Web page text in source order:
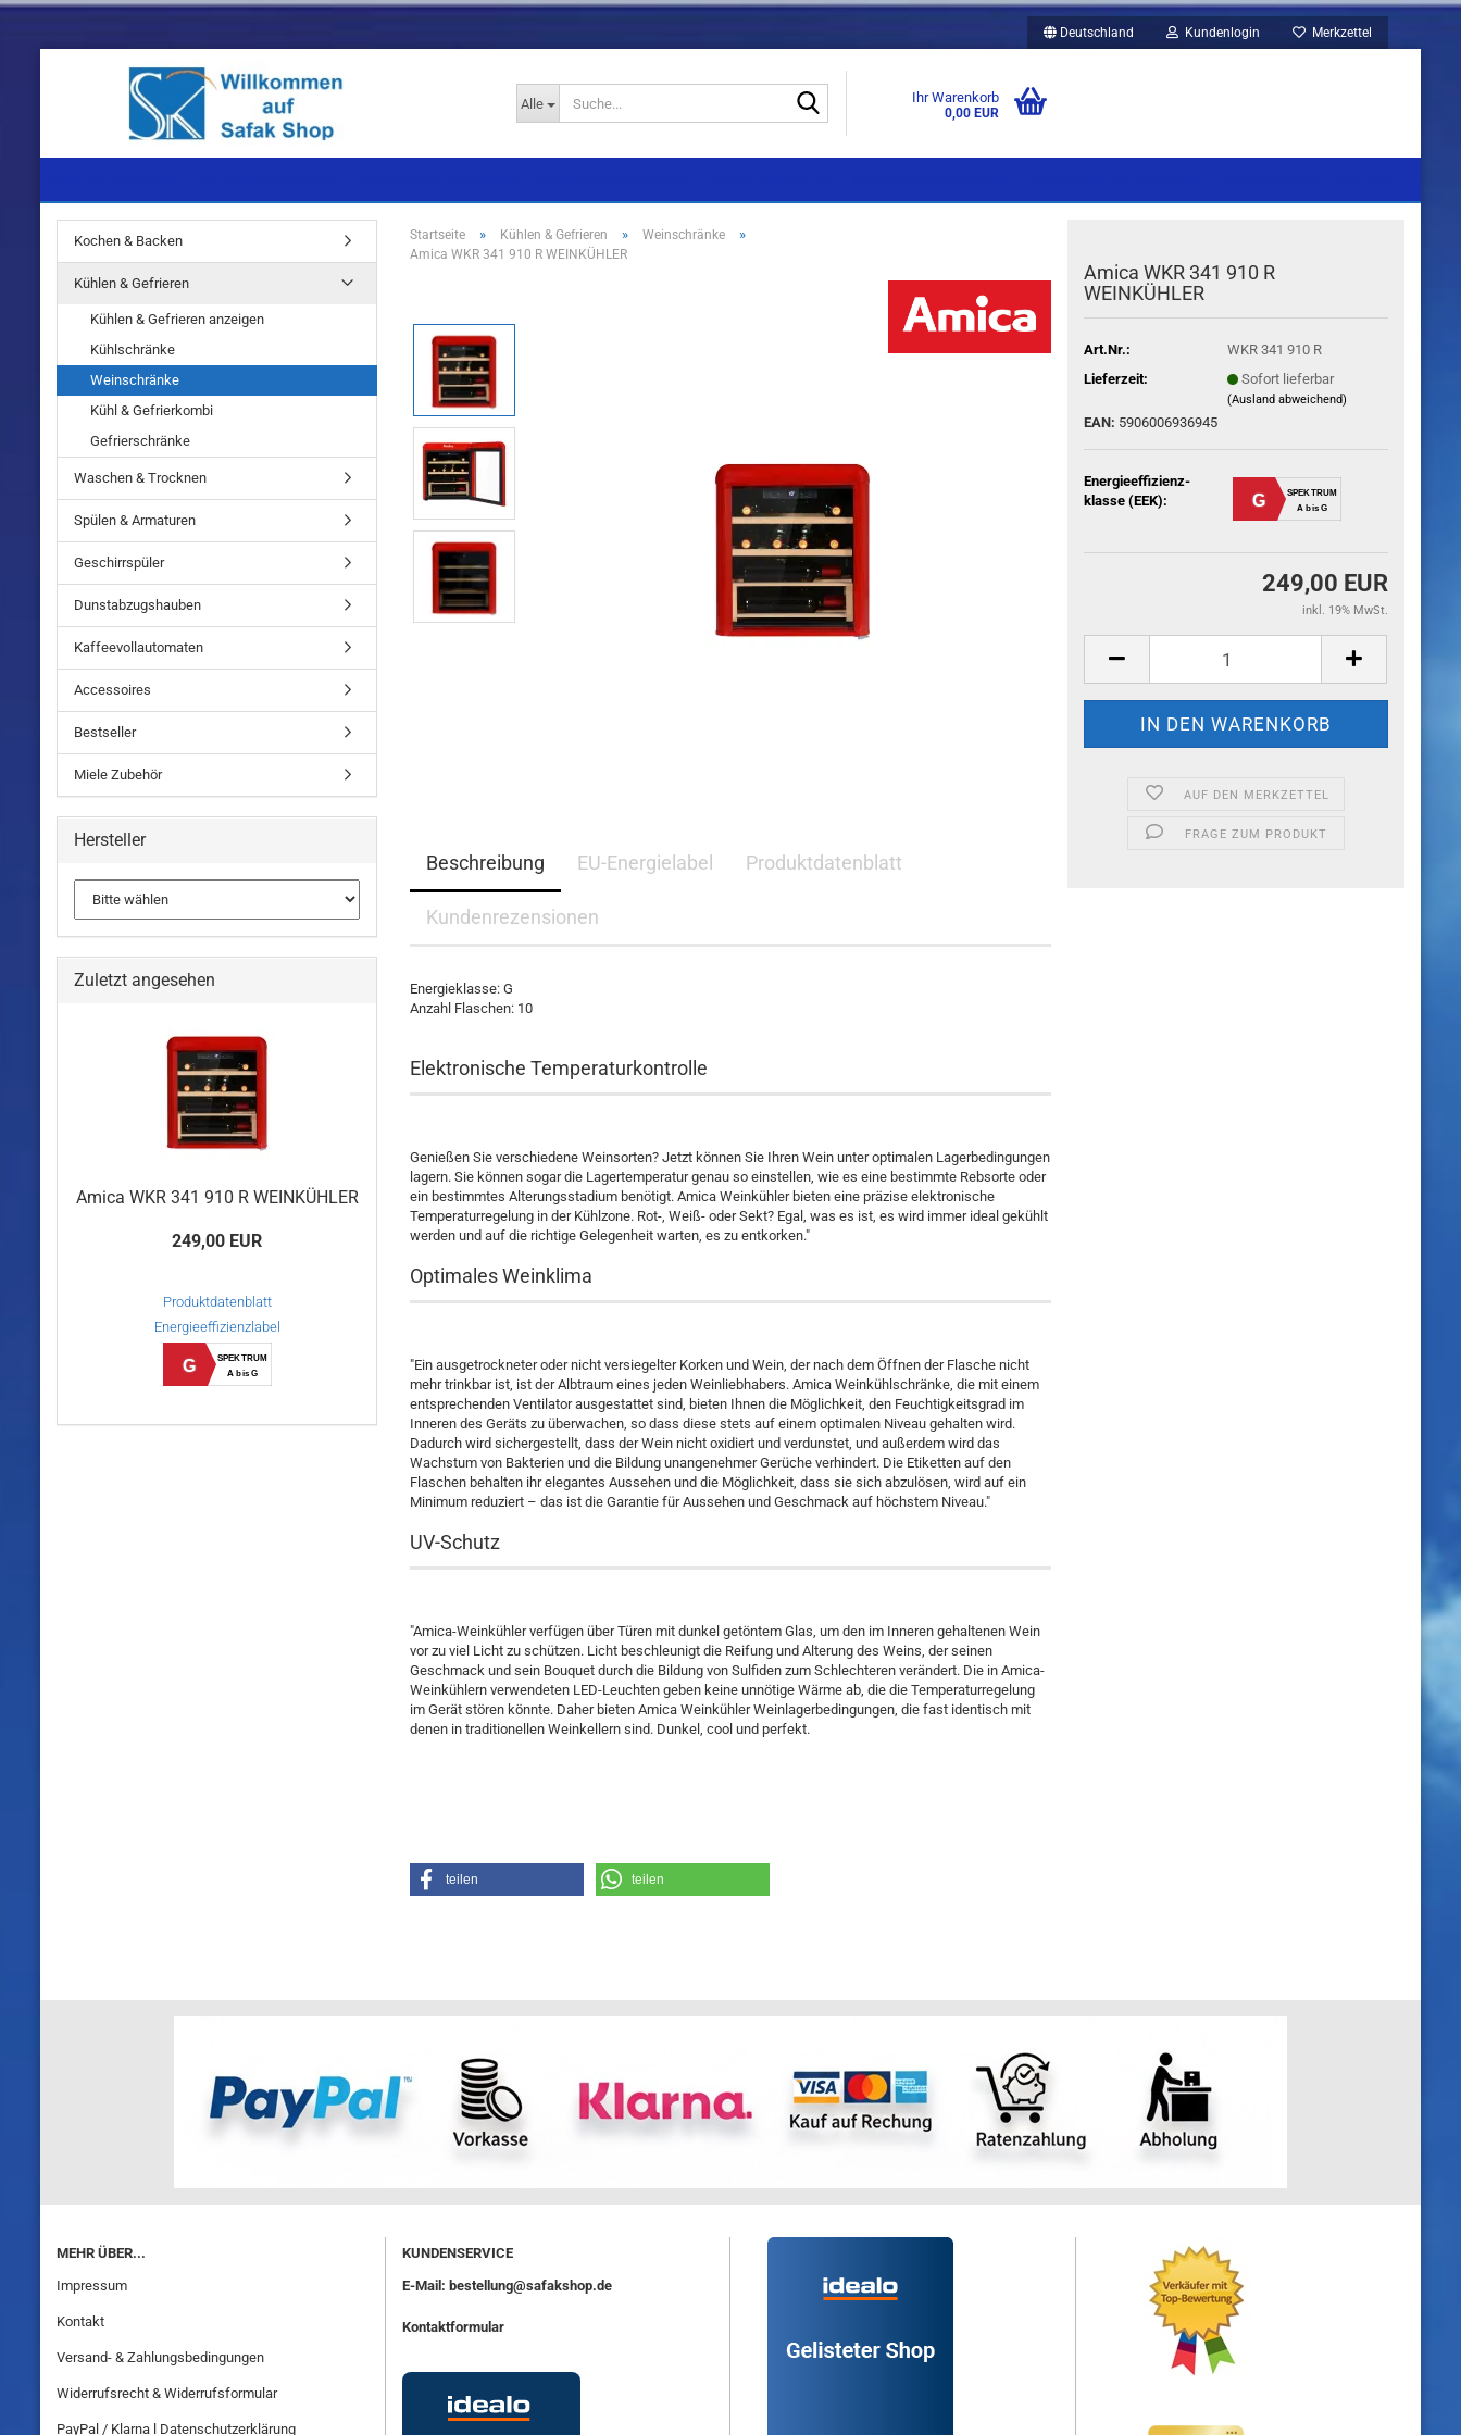
Deutschland Kundenlogin Merkzettel
Alle Ihr Warenkorb
0,00 EUR
Startseite » Kühlen & Gefrieren » Weinschränke »
Amica WKR 341 910 R WEINKÜHLER
Amica WKR 341 910 R
WEINKÜHLER
Art.Nr.:
WKR 341 910 R
Lieferzeit:
Sofort lieferbar
(Ausland abweichend)
EAN: 5906006936945
Energieeffizienz-
klasse (EEK):
G
SPEKTRUM
A bis G
249,00 EUR
inkl. 19% MwSt.
AUF DEN MERKZETTEL
FRAGE ZUM PRODUKT
Beschreibung EU-Energielabel Produktdatenblatt
Kundenrezensionen
Energieklasse: G
Anzahl Flaschen: 10
Elektronische Temperaturkontrolle
Genießen Sie verschiedene Weinsorten? Jetzt können Sie Ihren Wein unter optimalen Lagerbedingungen
lagern. Sie können sogar die Lagertemperatur genau so einstellen, wie es eine bestimmte Rebsorte oder
ein bestimmtes Alterungsstadium benötigt. Amica Weinkühler bieten eine präzise elektronische
Temperaturregelung in der Kühlzone. Rot-, Weiß- oder Sekt? Egal, was es ist, es wird immer ideal gekühlt
werden und auf die richtige Gelegenheit warten, es zu entkorken."
Optimales Weinklima
"Ein ausgetrockneter oder nicht versiegelter Korken und Wein, der nach dem Öffnen der Flasche nicht
mehr trinkbar ist, ist der Albtraum eines jeden Weinliebhabers. Amica Weinkühlschränke, die mit einem
entsprechenden Ventilator ausgestattet sind, bieten Ihnen die Möglichkeit, den Feuchtigkeitsgrad im
Inneren des Geräts zu überwachen, so dass diese stets auf einem optimalen Niveau gehalten wird.
Dadurch wird sichergestellt, dass der Wein nicht oxidiert und verdunstet, und außerdem wird das
Wachstum von Bakterien und die Bildung unangenehmer Gerüche verhindert. Die Etiketten auf den
Flaschen behalten ihr elegantes Aussehen und die Möglichkeit, dass sie sich abzulösen, wird auf ein
Minimum reduziert – das ist die Garantie für Aussehen und Geschmack auf höchstem Niveau."
UV-Schutz
"Amica-Weinkühler verfügen über Türen mit dunkel getöntem Glas, um den im Inneren gehaltenen Wein
vor zu viel Licht zu schützen. Licht beschleunigt die Reifung und Alterung des Weins, der seinen
Geschmack und sein Bouquet durch die Bildung von Sulfiden zum Schlechteren verändert. Die in Amica-
Weinkühlern verwendeten LED-Leuchten geben keine unnötige Wärme ab, die die Temperaturregelung
im Gerät stören könnte. Daher bieten Amica Weinkühler Weinlagerbedingungen, die fast identisch mit
denen in traditionellen Weinkellern sind. Dunkel, cool und perfekt.
teilen teilen
Kochen & Backen
Kühlen & Gefrieren
Kühlen & Gefrieren anzeigen
Kühlschränke
Weinschränke
Kühl & Gefrierkombi
Gefrierschränke
Waschen & Trocknen
Spülen & Armaturen
Geschirrspüler
Dunstabzugshauben
Kaffeevollautomaten
Accessoires
Bestseller
Miele Zubehör
Hersteller
Zuletzt angesehen
Amica WKR 341 910 R WEINKÜHLER
249,00 EUR
Produktdatenblatt
Energieeffizienzlabel
G
SPEKTRUM
A bis G
MEHR ÜBER...
Impressum
Kontakt
Versand- & Zahlungsbedingungen
Widerrufsrecht & Widerrufsformular
PayPal / Klarna l Datenschutzerklärung
KUNDENSERVICE
E-Mail: bestellung@safakshop.de
Kontaktformular